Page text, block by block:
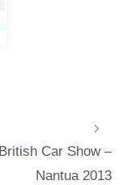
British Car Show –
Nantua 2013